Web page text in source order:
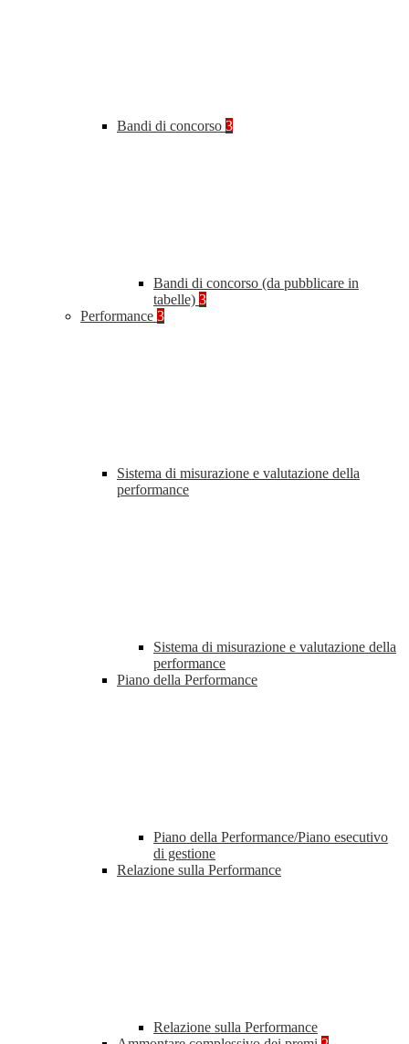
Bandi di concorso 3
Bandi di concorso (da pubblicare in
tabelle) 3
Performance 3
Sistema di misurazione e valutazione della
performance
Sistema di misurazione e valutazione della
performance
Piano della Performance
Piano della Performance/Piano esecutivo
di gestione
Relazione sulla Performance
Relazione sulla Performance